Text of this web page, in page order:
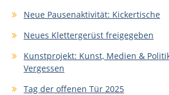
Neue Pausenaktivität: Kickertische
Neues Klettergerüst freigegeben
Kunstprojekt: Kunst, Medien &
Vergessen
Tag der offenen Tür 2025